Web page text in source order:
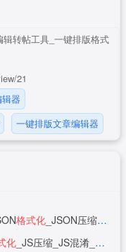
转帖工具_一键排版格式
21
器
一键排版文章编辑器
格式化 _JSON压缩_JSON解析_UNICODE与中文互
化 _JS压缩_JS混淆_JS